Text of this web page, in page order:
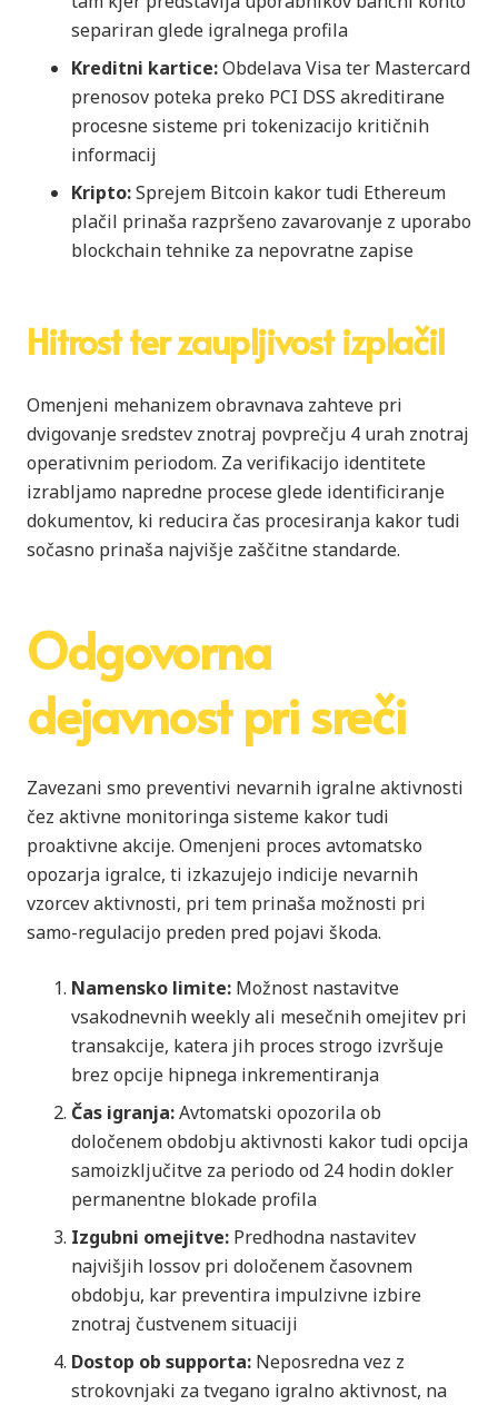
separiran glede igralnega profila
Kreditni kartice:Obdelava Visa ter Mastercard
prenosov poteka preko PCI DSS akreditirane
procesne sisteme pri tokenizacijo kritičnih
informacij
Kripto:Sprejem Bitcoin kakor tudi Ethereum
plačil prinaša razpršeno zavarovanje z uporabo
blockchain tehnike za nepоvratne zapise
Hitrost ter zaupljivost izplačil
Omenjeni mehanizem obravnava zahteve pri
dvigovanje sredstev znotraj povprečju 4 urah znotraj
operativnim periodom. Za verifikacijo identitete
izrabljamo napredne procese glede identificiranje
dokumentov, ki reducira čas procesiranja kakor tudi
sočasno prinaša najvišje zaščitne standarde.
Odgovorna
dejavnost pri sreči
Zavezani smo preventivi nevarnih igralne aktivnosti
čez aktivne monitoringa sisteme kakor tudi
proaktivne akcije. Omenjeni proces avtomatsko
opozarja igralce, ti izkazujejo indicije nevarnih
vzorcev aktivnosti, pri tem prinaša možnosti pri
samo-regulacijo preden pred pojavi škoda.
Namensko limite: Možnost nastavitve
vsakodnevnih weekly ali mesečnih omejitev pri
transakcije, katera jih proces strogo izvršuje
brez opcije hipnega inkrementiranja
Čas igranja:Avtomatski opozorila ob
določenem obdobju aktivnosti kakor tudi opcija
samoizključitve za periodo od 24 hodin dokler
permanentne blokade profila
Izgubni omejitve: Predhodna nastavitev
najvišjih lossov pri določenem časovnem
obdobju, kar preventira impulzivne izbire
znotraj čustvenem situaciji
Dostop ob supporta: Neposredna vez z
strokovnjaki za tvegano igralno aktivnost, na